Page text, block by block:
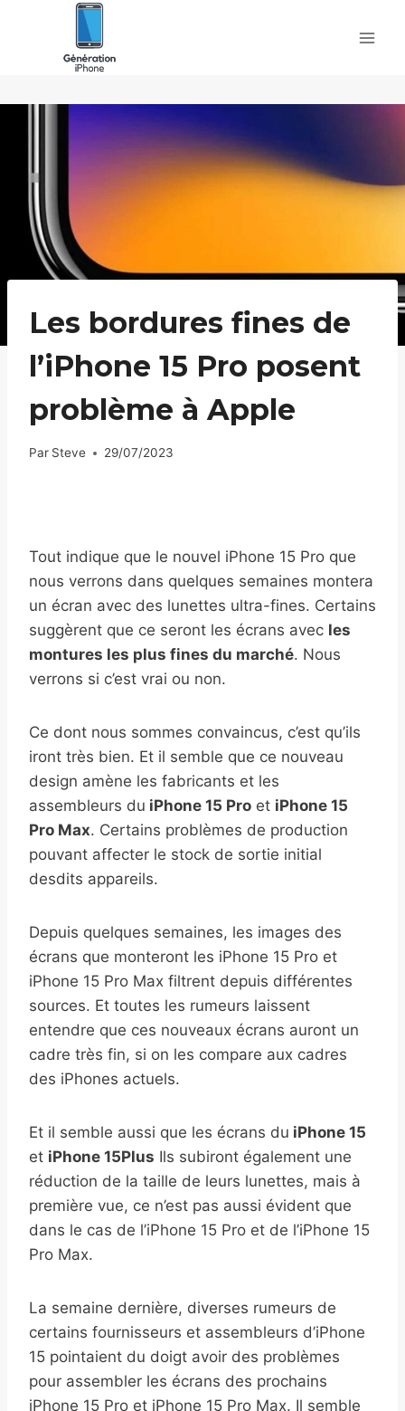
Les bordures fines de
l’iPhone 15 Pro posent
problème à Apple
Par Steve 29/07/2023
Tout indique que le nouvel iPhone 15 Pro que
nous verrons dans quelques semaines montera
un écran avec des lunettes ultra-fines. Certains
suggèrent que ce seront les écrans avec les
montures les plus fines du marché. Nous
verrons si c’est vrai ou non.
Ce dont nous sommes convaincus, c’est qu’ils
iront très bien. Et il semble que ce nouveau
design amène les fabricants et les
assembleurs du iPhone 15 Pro et iPhone 15
Pro Max. Certains problèmes de production
pouvant affecter le stock de sortie initial
desdits appareils.
Depuis quelques semaines, les images des
écrans que monteront les iPhone 15 Pro et
iPhone 15 Pro Max filtrent depuis différentes
sources. Et toutes les rumeurs laissent
entendre que ces nouveaux écrans auront un
cadre très fin, si on les compare aux cadres
des iPhones actuels.
Et il semble aussi que les écrans du iPhone 15
et iPhone 15Plus Ils subiront également une
réduction de la taille de leurs lunettes, mais à
première vue, ce n’est pas aussi évident que
dans le cas de l’iPhone 15 Pro et de l’iPhone 15
Pro Max.
La semaine dernière, diverses rumeurs de
certains fournisseurs et assembleurs d’iPhone
15 pointaient du doigt avoir des problèmes
pour assembler les écrans des prochains
iPhone 15 Pro et iPhone 15 Pro Max. Il semble